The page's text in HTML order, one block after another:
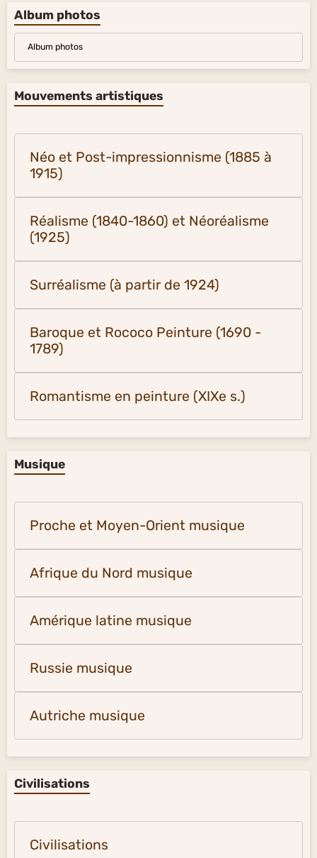
Album photos
Album photos
Mouvements artistiques
Néo et Post-impressionnisme (1885 à
1915)
Réalisme (1840-1860) et Néoréalisme
(1925)
Surréalisme (à partir de 1924)
Baroque et Rococo Peinture (1690 -
1789)
Romantisme en peinture (XIXe s.)
Musique
Proche et Moyen-Orient musique
Afrique du Nord musique
Amérique latine musique
Russie musique
Autriche musique
Civilisations
Civilisations